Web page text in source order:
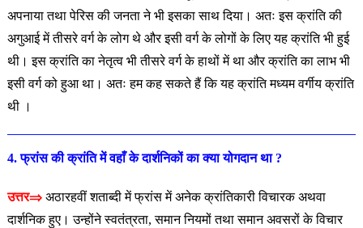
अपनाया तथा पेरिस की जनता ने भी इसका साथ दिया। अतः इस क्रांति की
अगुआई में तीसरे वर्ग के लोग थे और इसी वर्ग के लोगों के लिए यह क्रांति भी हुई
थी। इस क्रांति का नेतृत्व भी तीसरे वर्ग के हाथों में था औरक्रांति का लाभ भी
इसी वर्ग को हुआ था। अतः हम कह सकते हैं कि यह क्रांति मध्यम वर्गीय क्रांति
थी ।
4. फ्रांस की क्रांति में वहाँ के दार्शनिकों का क्या योगदान था ?
उत्तर⇒अठारहवीं शताब्दी में फ्रांस में अनेक क्रांतिकारी विचारक अथवा
दार्शनिक हुए। उन्होंने स्वतंत्रता, समान नियमों तथा समान अवसरों के विचार